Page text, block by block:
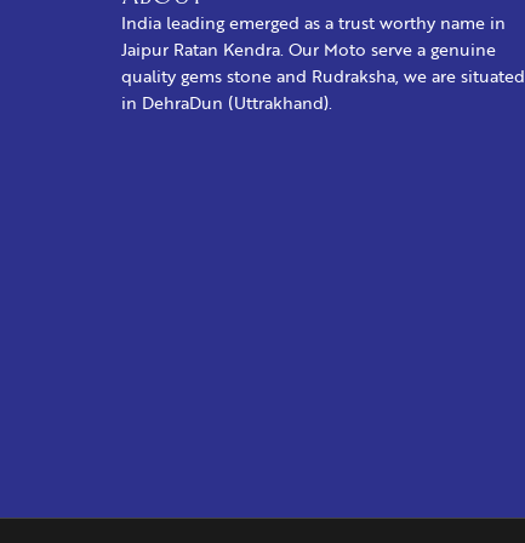
India leading emerged as a trust worthy name in
Jaipur Ratan Kendra. Our Moto serve a genuine
quality gems stone and Rudraksha, we are situated
in DehraDun (Uttrakhand).